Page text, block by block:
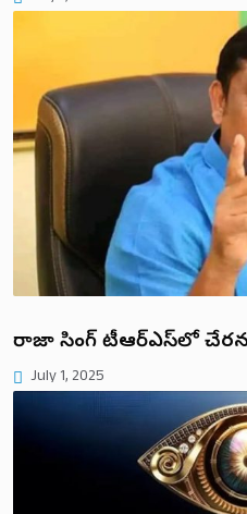
రాజా సింగ్ టీఆర్ఎస్‌లో
July 1, 2025